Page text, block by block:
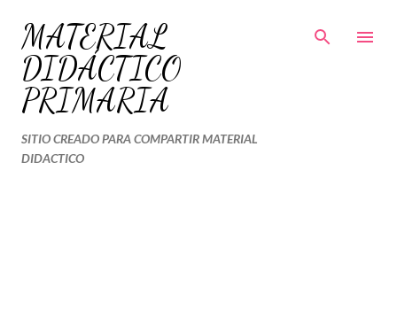
Ir al contenido principal
MATERIAL
DIDÁCTICO
PRIMARIA
SITIO CREADO PARA COMPARTIR MATERIAL
DIDACTICO